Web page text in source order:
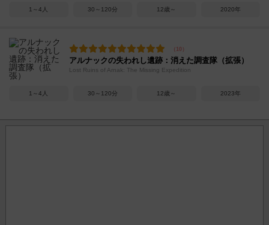
1～4人 30～120分 12歳～ 2020年
アルナックの失われし遺跡：消えた調査隊（拡張）
Lost Ruins of Arnak: The Missing Expedition
1～4人 30～120分 12歳～ 2023年